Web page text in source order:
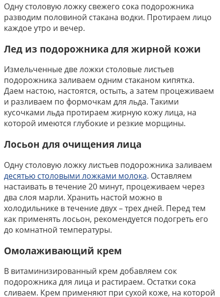
Одну столовую ложку свежего сока подорожника
разводим половиной стакана водки. Протираем лицо
каждое утро и вечер.
Лед из подорожника для жирной кожи
Измельченные две ложки столовые листьев
подорожника заливаем одним стаканом кипятка.
Даем настою, настоятся, остыть, а затем процеживаем
и разливаем по формочкам для льда. Такими
кусочками льда протираем жирную кожу лица, на
которой имеются глубокие и резкие морщины.
Лосьон для очищения лица
Одну столовую ложку листьев подорожника заливаем
десятью столовыми ложками молока. Оставляем
настаивать в течение 20 минут, процеживаем через
два слоя марли. Хранить настой можно в
холодильнике в течение двух – трех дней. Перед тем
как применять лосьон, рекомендуется подогреть его
до комнатной температуры.
Омолаживающий крем
В витаминизированный крем добавляем сок
подорожника для лица и растираем. Остатки сока
сливаем. Крем применяют при сухой коже, на которой